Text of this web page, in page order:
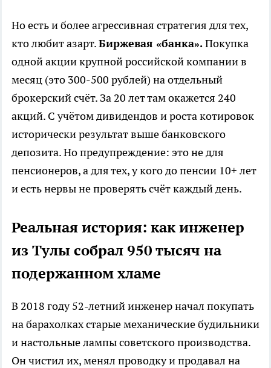
Но есть и более агрессивная стратегия для тех,
кто любит азарт.Биржевая «банка».Покупка
одной акции крупной российской компании в
месяц (это 300-500 рублей) на отдельный
брокерский счёт. За 20 лет там окажется 240
акций. С учётом дивидендов и роста котировок
исторически результат выше банковского
депозита. Но предупреждение: это не для
пенсионеров, а для тех, у кого до пенсии 10+ лет
и есть нервы не проверять счёт каждый день.
Реальная история: как инженер
из Тулы собрал 950 тысяч на
подержанном хламе
В 2018 году 52-летний инженер начал покупать
на барахолках старые механические будильники
и настольные лампы советского производства.
Он чистил их, менял проводку и продавал на